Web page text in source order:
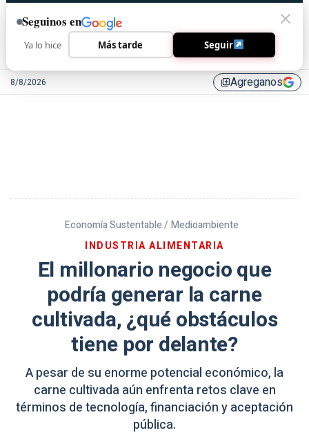
8/8/2026 library_addAgreganos
Economía Sustentable / Medioambiente
INDUSTRIA ALIMENTARIA
El millonario negocio que
podría generar la carne
cultivada, ¿qué obstáculos
tiene por delante?
A pesar de su enorme potencial económico, la
carne cultivada aún enfrenta retos clave en
términos de tecnología, financiación y aceptación
pública.
Seguinos en
Ya lo hice Más tarde Seguir